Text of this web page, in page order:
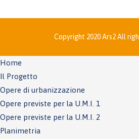
Copyright 2020 Ars2 All
Home
Il Progetto
Opere di urbanizzazione
Opere previste per la U.M.I. 1
Opere previste per la U.M.I. 2
Planimetria